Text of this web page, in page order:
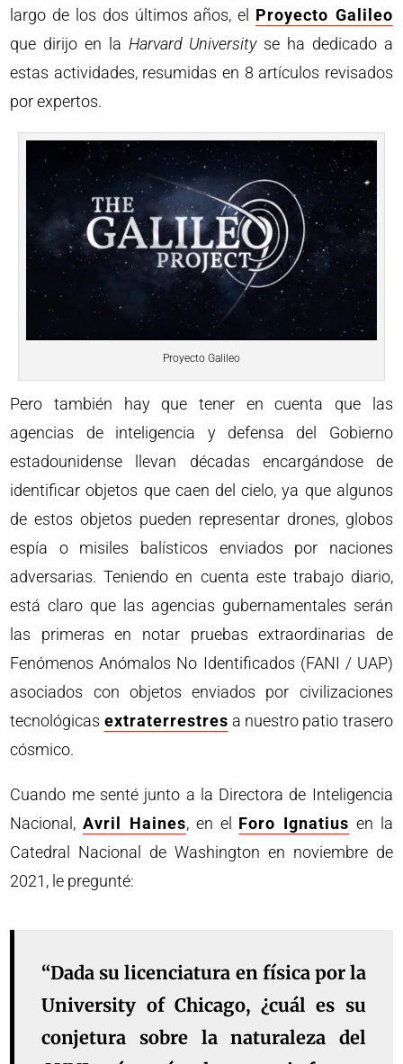
largo de los dos últimos años, el Proyecto Galileo
que dirijo en la Harvard Universityse ha dedicado a
estas actividades, resumidas en 8 artículos revisados
por expertos.
Proyecto Galileo
Pero también hay que tener en cuenta que las
agencias de inteligencia y defensa del Gobierno
estadounidense llevan décadas encargándose de
identificar objetos que caen del cielo, ya que algunos
de estos objetos pueden representar drones, globos
espía o misiles balísticos enviados por naciones
adversarias. Teniendo en cuenta este trabajo diario,
está claro que las agencias gubernamentales serán
las primeras en notar pruebas extraordinarias de
Fenómenos Anómalos No Identificados (FANI / UAP)
asociados con objetos enviados por civilizaciones
tecnológicas extraterrestres a nuestro patio trasero
cósmico.
Cuando me senté junto a la Directora de Inteligencia
Nacional,Avril Haines, en el Foro Ignatius en la
Catedral Nacional de Washington en noviembre de
2021, le pregunté:
“Dada su licenciatura en física por la
University of Chicago, ¿cuál es su
conjetura sobre la naturaleza del